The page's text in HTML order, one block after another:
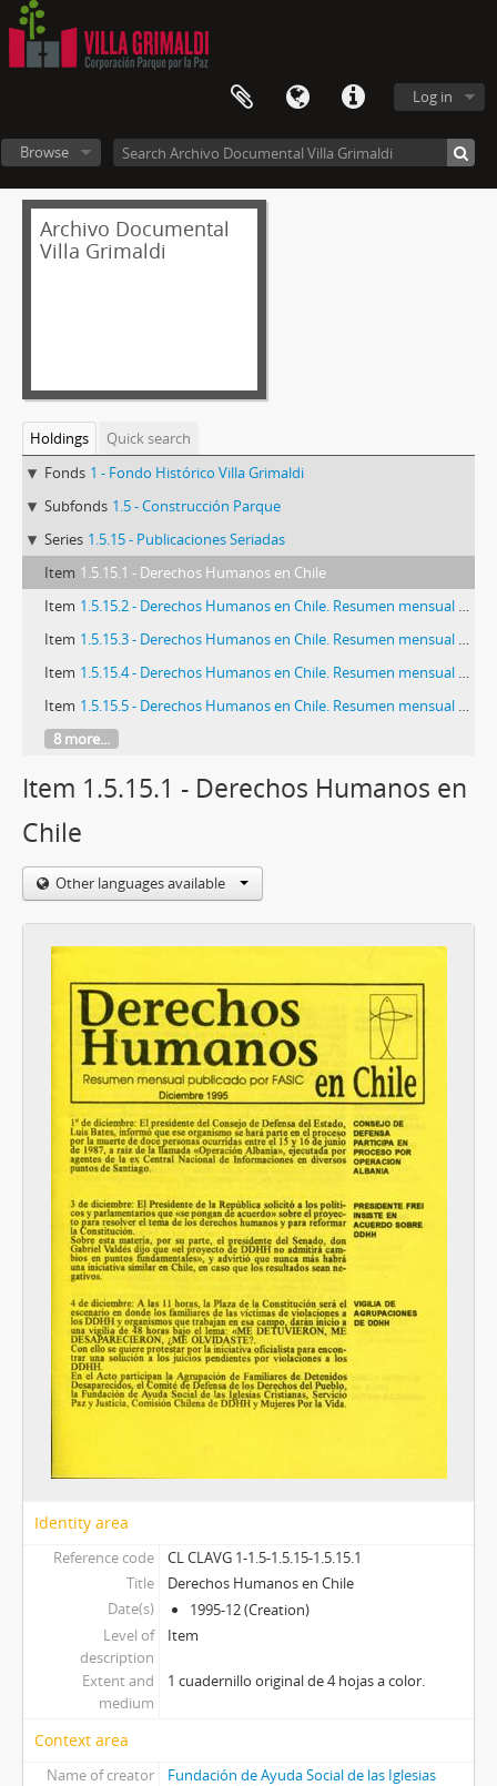
Log in
Browse
Archivo Documental
Villa Grimaldi
Holdings
Quick search
Fonds 1 - Fondo Histórico Villa Grimaldi
Subfonds 1.5 - Construcción Parque
Series 1.5.15 - Publicaciones Seriadas
Item 1.5.15.1 - Derechos Humanos en Chile
Item 1.5.15.2 - Derechos Humanos en Chile. Resumen mensual publicado por FASIC. Noviembre 1995
Item 1.5.15.3 - Derechos Humanos en Chile. Resumen mensual publicado por FASIC. Octubre 1995
Item 1.5.15.4 - Derechos Humanos en Chile. Resumen mensual publicado por FASIC. Septiembre 1995
Item 1.5.15.5 - Derechos Humanos en Chile. Resumen mensual publicado por FASIC. Agosto 1995
8 more...
Item 1.5.15.1 - Derechos Humanos en
Chile
Other languages available
Identity area
Reference code
CL CLAVG 1-1.5-1.5.15-1.5.15.1
Title
Derechos Humanos en Chile
Date(s)
1995-12 (Creation)
Level of
description
Item
Extent and
medium
1 cuadernillo original de 4 hojas a color.
Context area
Name of creator
Fundación de Ayuda Social de las Iglesias